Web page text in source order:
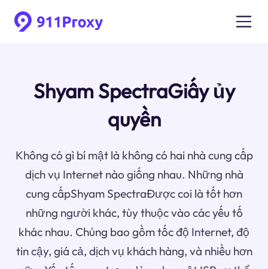
Shyam SpectraGiấy ủy
quyền
Không có gì bí mật là không có hai nhà cung cấp
dịch vụ Internet nào giống nhau. Những nhà
cung cấpShyam SpectraĐược coi là tốt hơn
những người khác, tùy thuộc vào các yếu tố
khác nhau. Chúng bao gồm tốc độ Internet, độ
tin cậy, giá cả, dịch vụ khách hàng, và nhiều hơn